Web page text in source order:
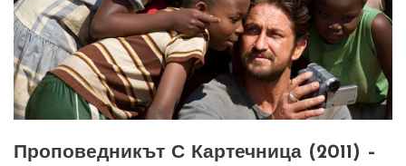
Проповедникът С Картечница (2011) –